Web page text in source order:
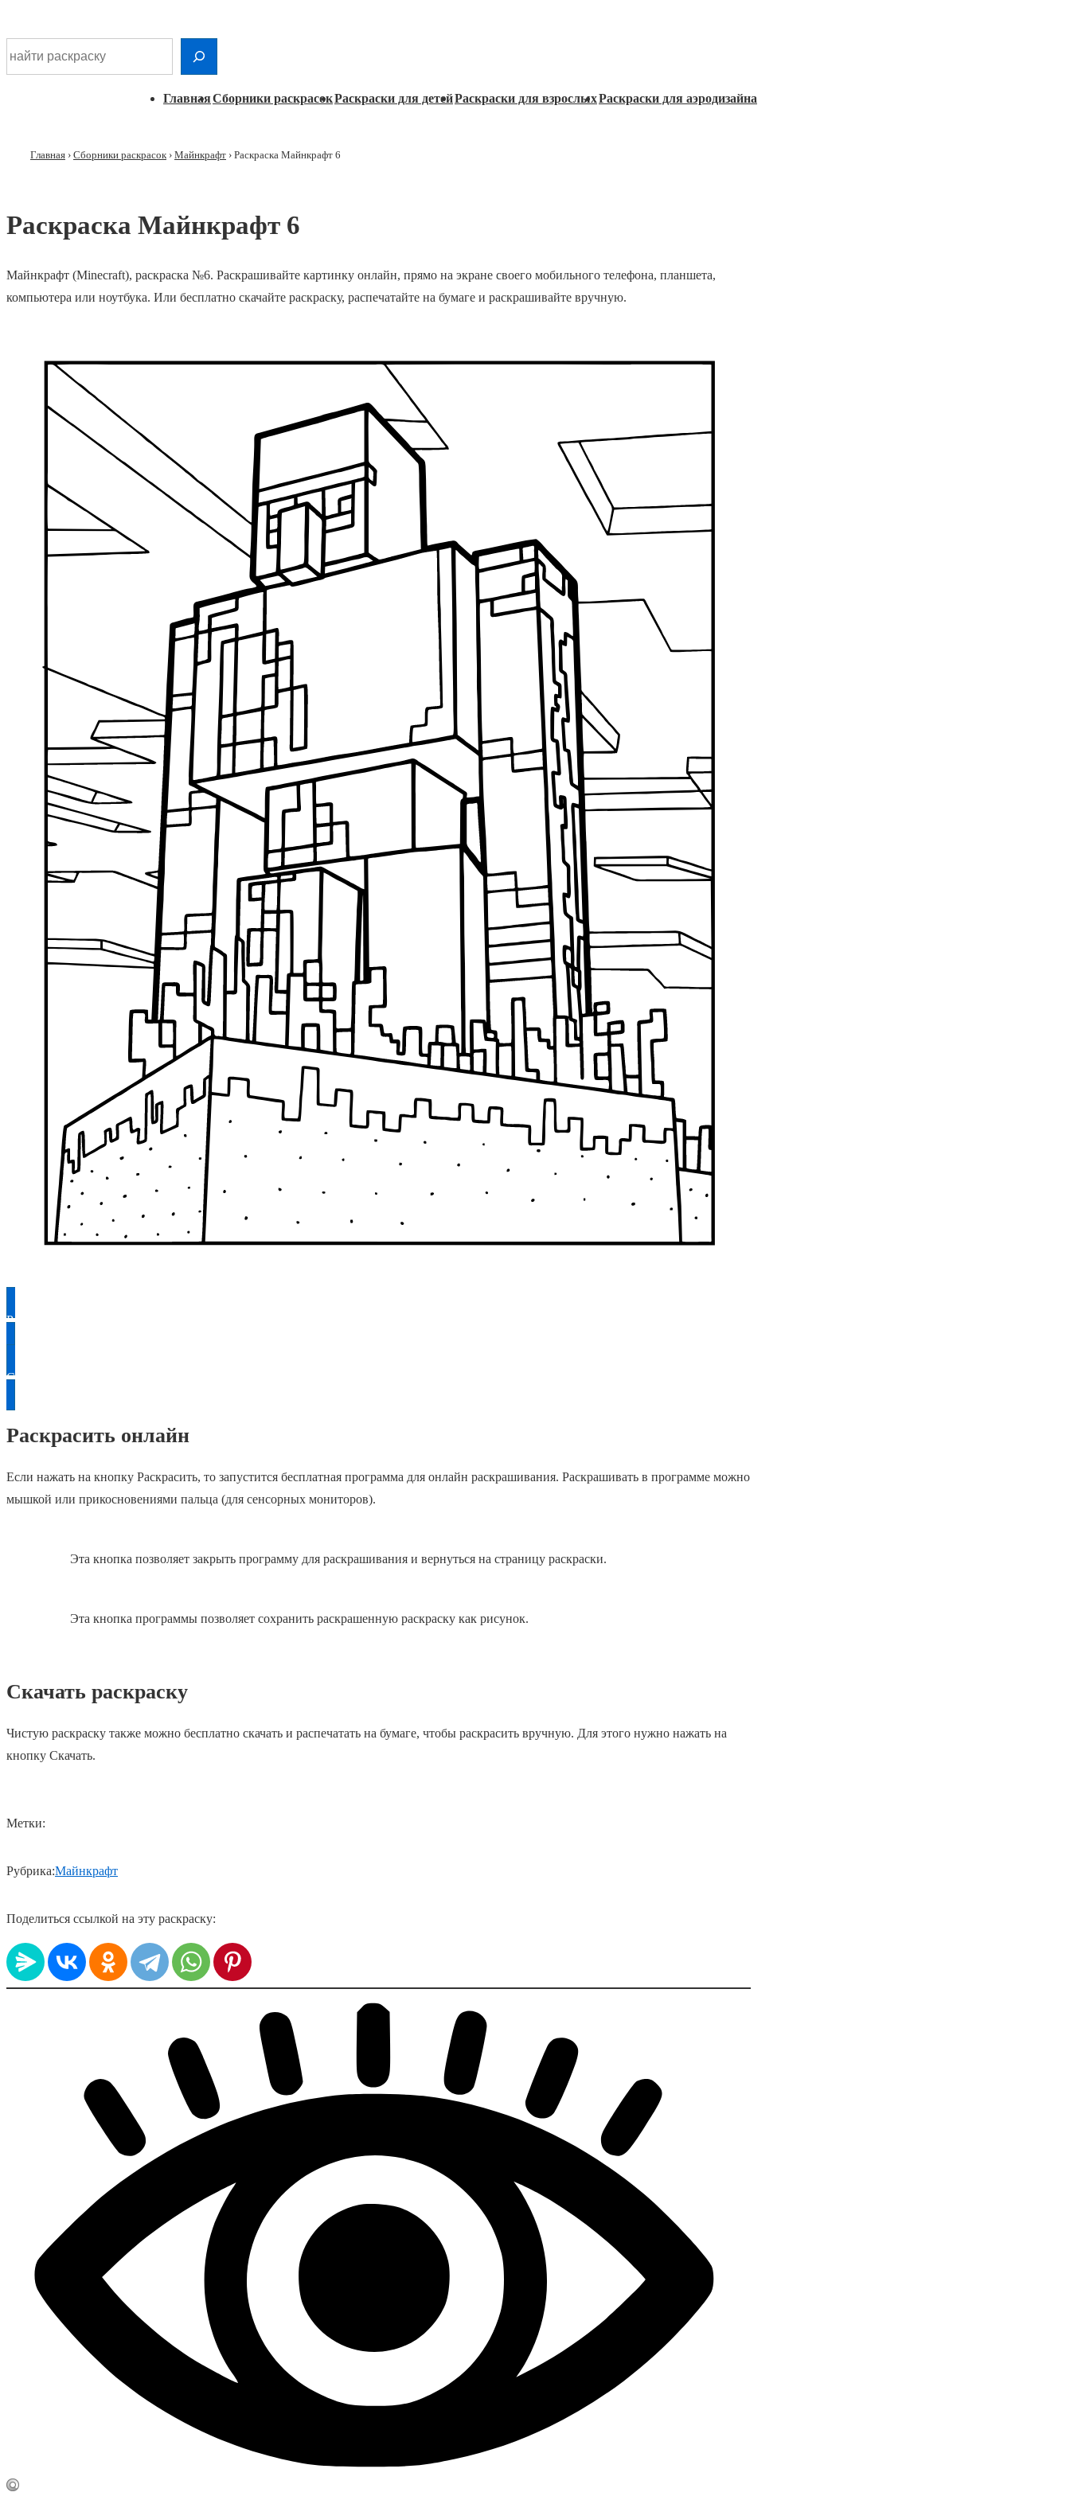
Перейти
к
ГлавнаяСборники раскрасокРаскраски для детейРаскраски для взрослыхРаскраски для аэродизайна
Главная › Сборники раскрасок › Майнкрафт › Раскраска Майнкрафт 6
Раскраска Майнкрафт 6
Майнкрафт (Minecraft), раскраска №6. Раскрашивайте картинку онлайн, прямо на экране своего мобильного телефона, планшета,
компьютера или ноутбука. Или бесплатно скачайте раскраску, распечатайте на бумаге и раскрашивайте вручную.
Раскрасить
Скачать
Раскрасить онлайн
Если нажать на кнопку Раскрасить, то запустится бесплатная программа для онлайн раскрашивания. Раскрашивать в программе можно
мышкой или прикосновениями пальца (для сенсорных мониторов).
Эта кнопка позволяет закрыть программу для раскрашивания и вернуться на страницу раскраски.
Эта кнопка программы позволяет сохранить раскрашенную раскраску как рисунок.
Скачать раскраску
Чистую раскраску также можно бесплатно скачать и распечатать на бумаге, чтобы раскрасить вручную. Для этого нужно нажать на
кнопку Скачать.
Метки:
Рубрика:Майнкрафт
Поделиться ссылкой на эту раскраску: